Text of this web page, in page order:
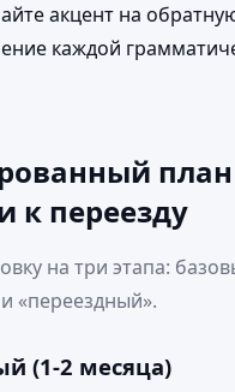
акцент на
каждой
план
к переезду
на три этапа:
«переездный».
(1‑2 месяца)